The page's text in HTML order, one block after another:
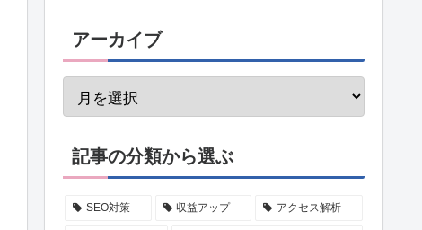
アーカイブ
記事の分類から選ぶ
SEO対策 収益アップ アクセス解析